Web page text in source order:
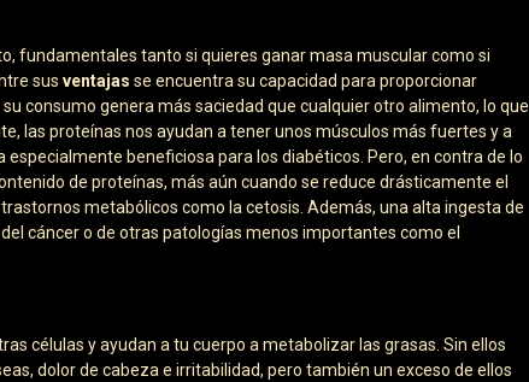
fundamentales tanto si quieres ganar masa muscular como si
sus ventajas se encuentra su capacidad para proporcionar
consumo genera más saciedad que cualquier otro alimento, lo que
las proteínas nos ayudan a tener unos músculos más fuertes y a
beneficiosa para los diabéticos. Pero, en contra de lo
de proteínas, más aún cuando se reduce drásticamente el
metabólicos como la cetosis. Además, una alta ingesta de
cáncer o de otras patologías menos importantes como el
células y ayudan a tu cuerpo a metabolizar las grasas. Sin ellos
dolor de cabeza e irritabilidad, pero también un exceso de ellos